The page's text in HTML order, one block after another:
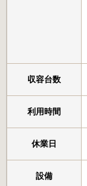
収容台数
利用時間
休業日
設備